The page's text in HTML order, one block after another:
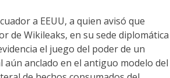
a EEUU, a quien avisó que
de Wikileaks, en su sede diplomática
el juego del poder de un
anclado en el antiguo modelo del